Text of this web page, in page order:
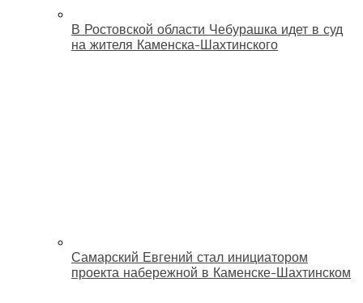
В Ростовской области Чебурашка идет в суд
на жителя Каменска-Шахтинского
Самарский Евгений стал инициатором
проекта набережной в Каменске-Шахтинском